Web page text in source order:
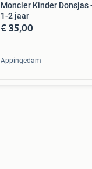
Moncler Kinder Donsjas
1-2 jaar
€ 35,00
Appingedam